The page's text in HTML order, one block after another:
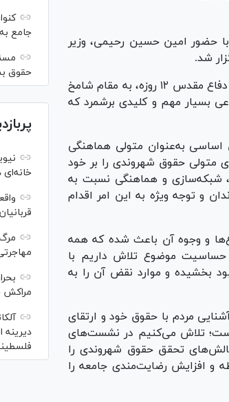
حضور امین حسین رحیمی، وزیر
شد.
وزیر دادگستری در این نشست با گرامیداشت هفته دفاع مقدس ۸ ساله و دفاع مقدس ۱۲ روزه، به مقام شامخ
بسیار مهم و کلیدی برشمرد که
اساسی به‌عنوان متولی هماهنگی
متولی حقوق شهروندی را بر خود
شبکه‌سازی و هماهنگی نسبت به
و توجه ویژه به این امر اقدام
و وجوه آن باعث شده که همه
حساسیت موضوع تلاش داریم با
بخشیده و موارد نقض آن را به
مردم با حقوق خود و ارتقای
تلاش می‌کنیم در نشست‌های
تحقق حقوق شهروندی را
و افزایش رضایت‌مندی جامعه را
جامع
حقوق
مراکش
دیرینه